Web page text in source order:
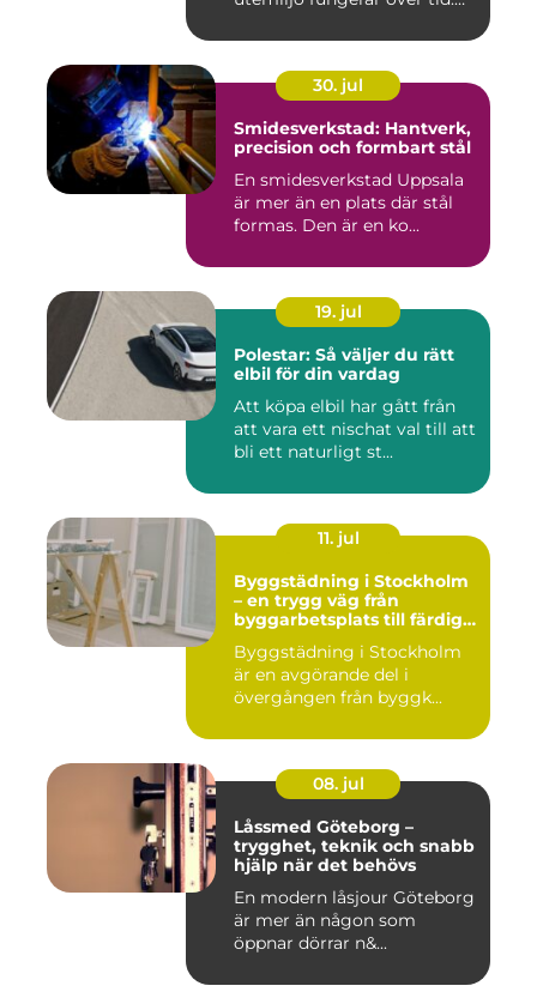
30. jul
Smidesverkstad: Hantverk,
precision och formbart stål
En smidesverkstad Uppsala
är mer än en plats där stål
formas. Den är en ko...
19. jul
Polestar: Så väljer du rätt
elbil för din vardag
Att köpa elbil har gått från
att vara ett nischat val till att
bli ett naturligt st...
11. jul
Byggstädning i Stockholm
– en trygg väg från
byggarbetsplats till färdig
Byggstädning i Stockholm
är en avgörande del i
övergången från byggk...
08. jul
Låssmed Göteborg –
trygghet, teknik och snabb
hjälp när det behövs
En modern låsjour Göteborg
är mer än någon som
öppnar dörrar n&...